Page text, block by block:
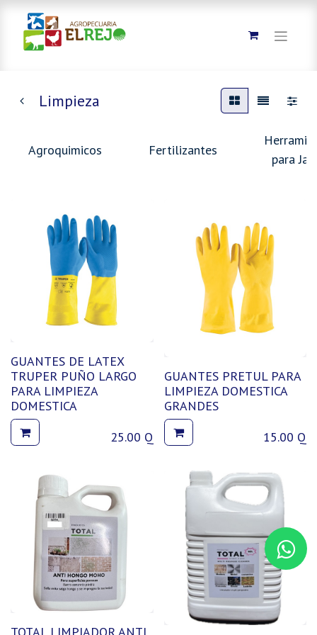
Limpieza
Agroquimicos Fertilizantes
para
GUANTES DE LATEX
TRUPER PUÑO LARGO
PARA LIMPIEZA
DOMESTICA
25.00 Q
GUANTES PRETUL PARA
LIMPIEZA DOMESTICA
GRANDES
15.00 Q